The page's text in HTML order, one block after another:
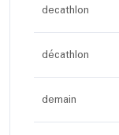
decathlon
décathlon
demain